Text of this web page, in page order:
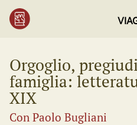
Orgoglio,
famiglia:
XIX
Con Paolo Bugliani